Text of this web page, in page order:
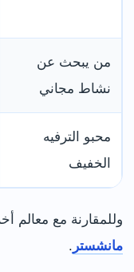
من يبحث عن
نشاط مجاني
محبو الترفيه
الخفيف
وللمقارنة مع معالم
مانشستر .